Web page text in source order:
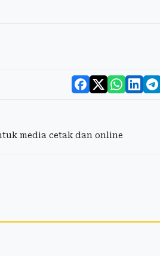
media cetak dan online